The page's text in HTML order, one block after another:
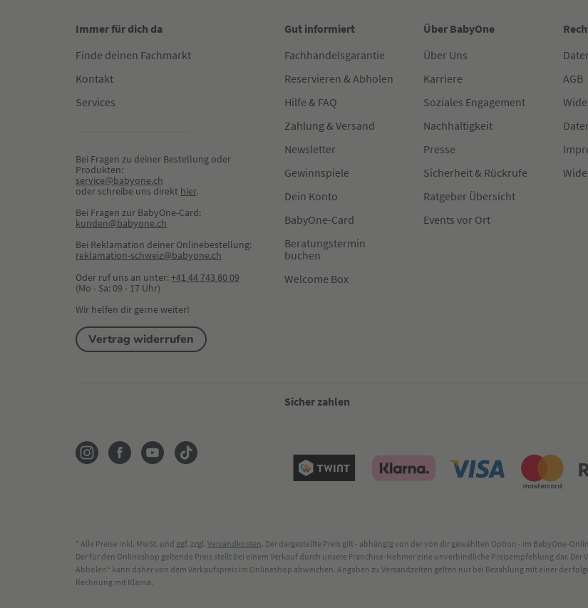
Immer für dich da
Finde deinen Fachmarkt
Kontakt
Services
Bei Fragen zu deiner Bestellung oder
Produkten:
service@babyone.ch
oder schreibe uns direkt hier.
Bei Fragen zur BabyOne-Card:
kunden@babyone.ch
Bei Reklamation deiner Onlinebestellung:
reklamation-schweiz@babyone.ch
Oder ruf uns an unter:+41 44 743 80 09
(Mo - Sa: 09 - 17 Uhr)
Wir helfen dir gerne weiter!
Vertrag widerrufen
Gut informiert
Fachhandelsgarantie
Reservieren & Abholen
Hilfe & FAQ
Zahlung & Versand
Newsletter
Gewinnspiele
Dein Konto
BabyOne-Card
Beratungstermin
buchen
Welcome Box
Über BabyOne
Über Uns
Karriere
Soziales Engagement
Nachhaltigkeit
Presse
Sicherheit & Rückrufe
Ratgeber Übersicht
Events vor Ort
AGB
Sicher zahlen
* Alle Preise inkl. MwSt. und ggf. zzgl. Versandkosten. Der dargestellte Preis gilt - abhängig von der von dir gewählten Option - im BabyOne-
Der für den Onlineshop geltende Preis stellt bei einem Verkauf durch unsere Franchise-Nehmer eine unverbindliche Preisempfehlung dar.
Abholen“ kann daher von dem Verkaufspreis im Onlineshop abweichen. Angaben zu Versandzeiten gelten nur bei Bezahlung mit einer der
Rechnung mit Klarna.